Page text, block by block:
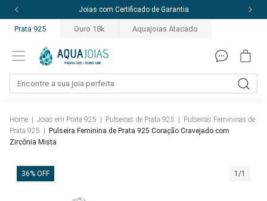
Joias com Certificado de Garantia
Prata 925 Ouro 18k Aquajoias Atacado
Home Joias em Prata 925 Pulseiras de Prata 925
Pulseiras Femininas de
Prata 925
Pulseira Feminina de Prata 925 Coração Cravejado com
Zircônia Mista
36% OFF 1/1